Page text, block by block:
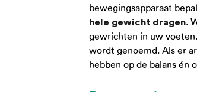
bewegingsapparaat
hele gewicht dragen.
gewrichten in uw
wordt genoemd. Als er
hebben op de balans én